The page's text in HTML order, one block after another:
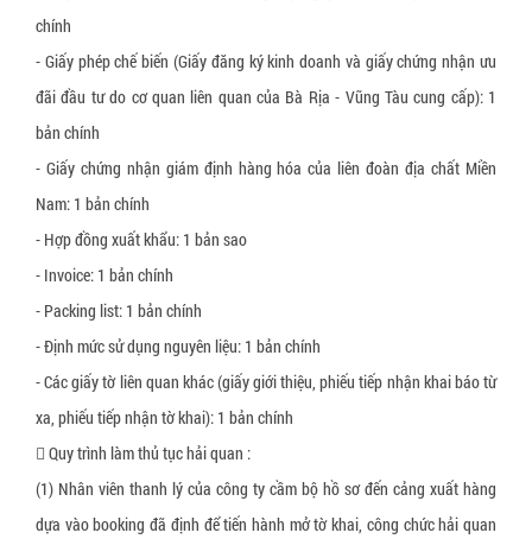
R&D
Chứng chỉ
Profile
Dây tăng đơ chằng hàng
Dây đai vải chằng hàng
Dây đai nhựa PET
Dây chun quấn pallet
Dây chằng hàng khóa cam
Dây cáp vải tròn
Dây đai thép
Bọ kẹp dây đai composite
Túi khí chèn hàng container
Túi khí chèn lót thùng carton
Túi nylon chống gỉ CoroVCI®
Bột chống gỉ VCI (VCI Powder))
Dầu chống gỉ
Bộ khuếch tán chống gỉ (VCI Emitter)
Gói hút ẩm bentonite clay
Gói hút ẩm Silica gel
Lọ hút ẩm silica gel canister
Túi chống ẩm Container
Gói hút ẩm Nano
Gói bột chống ẩm 300%
Màng chống mốc PE sheet
Miếng chống mốc công nghệ sinh học
Miếng chống nấm mốc LDPE
Miếng chỉ thị độ ẩm
Bao bì đóng gói
Túi nylon PE chuyên dụng
Màng chít, màng PE
Phụ liệu đóng gói sản phẩm may mặc
Khay nhựa định hình
Decal Void Open
Băng dính bảo vệ bề mặt
Băng dính công nghiệp
Túi nhôm chống tĩnh điện ESD
Túi bóng khí ESD
Thiết bị hỗ trợ đóng gói
Máy thổi túi khí chèn thùng carton
Máy in
Máy cắt băng keo
Máy quấn màng pallet
Máy tạo giấy chèn hàng
Thiết bị đóng gói khác
Thiết bị vật tư xếp dỡ, nâng hạ
Xe nâng tay thấp 3 tấn càng hẹp
Xe nâng tay thấp 3 tấn càng rộng
Xe nâng mặt bàn 350 kg
Xe nâng mặt bàn 500 kg
Xe nâng mặt bàn 800 kg
Xe đẩy hàng 1 tầng sàn nhựa
Hotline : 0913207773
Language:
chính
- Giấy phép chế biến (Giấy đăng ký kinh doanh và giấy chứng nhận ưu
đãi đầu tư do cơ quan liên quan của Bà Rịa - Vũng Tàu cung cấp): 1
bản chính
- Giấy chứng nhận giám định hàng hóa của liên đoàn địa chất Miền
Nam: 1 bản chính
- Hợp đồng xuất khẩu: 1 bản sao
- Invoice: 1 bản chính
- Packing list: 1 bản chính
- Định mức sử dụng nguyên liệu: 1 bản chính
- Các giấy tờ liên quan khác (giấy giới thiệu, phiếu tiếp nhận khai báo từ
xa, phiếu tiếp nhận tờ khai): 1 bản chính
 Quy trình làm thủ tục hải quan :
(1) Nhân viên thanh lý của công ty cầm bộ hồ sơ đến cảng xuất hàng
dựa vào booking đã định để tiến hành mở tờ khai, công chức hải quan